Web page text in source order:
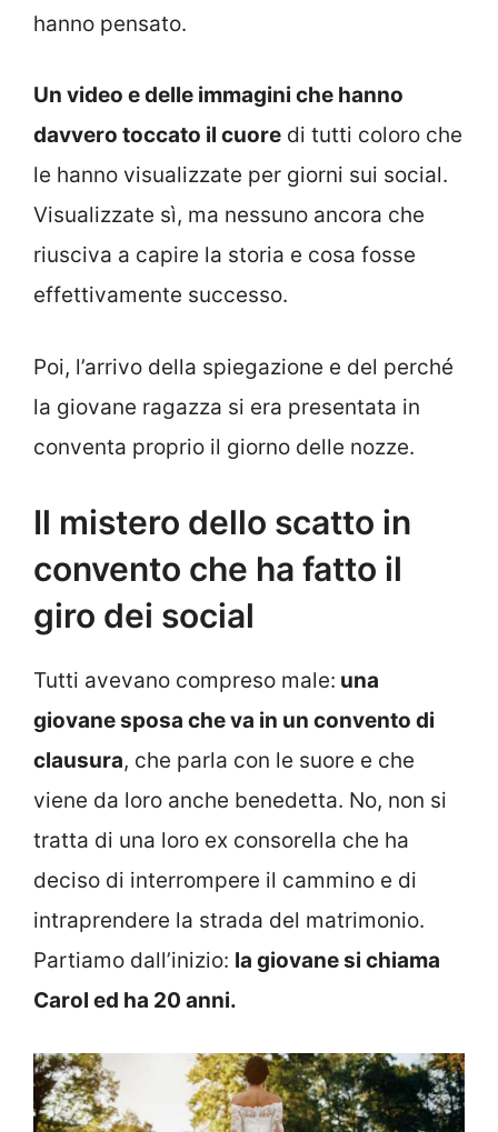
hanno pensato.
Un video e delle immagini che hanno
davvero toccato il cuore di tutti coloro che
le hanno visualizzate per giorni sui social.
Visualizzate sì, ma nessuno ancora che
riusciva a capire la storia e cosa fosse
effettivamente successo.
Poi, l’arrivo della spiegazione e del perché
la giovane ragazza si era presentata in
conventa proprio il giorno delle nozze.
Il mistero dello scatto in
convento che ha fatto il
giro dei social
Tutti avevano compreso male: una
giovane sposa che va in un convento di
clausura, che parla con le suore e che
viene da loro anche benedetta. No, non si
tratta di una loro ex consorella che ha
deciso di interrompere il cammino e di
intraprendere la strada del matrimonio.
Partiamo dall’inizio: la giovane si chiama
Carol ed ha 20 anni.